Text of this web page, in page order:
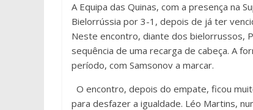
A Equipa das Quinas, com a presença na
Bielorrússia por 3-1, depois de já ter
Neste encontro, diante dos bielorrussos,
sequência de uma recarga de cabeça. A
período, com Samsonov a marcar.
O encontro, depois do empate, ficou
para desfazer a igualdade. Léo Martins,